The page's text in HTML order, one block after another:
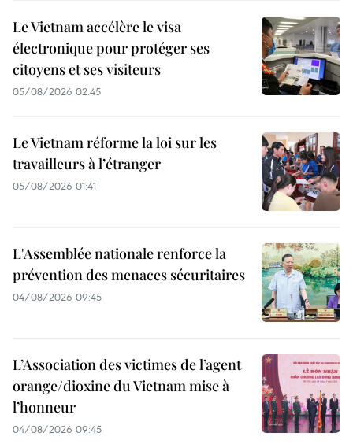
Le Vietnam accélère le visa
électronique pour protéger ses
citoyens et ses visiteurs
05/08/2026 02:45
Le Vietnam réforme la loi sur les
travailleurs à l’étranger
05/08/2026 01:41
L'Assemblée nationale renforce la
prévention des menaces sécuritaires
04/08/2026 09:45
L’Association des victimes de l’agent
orange/dioxine du Vietnam mise à
l’honneur
04/08/2026 09:45